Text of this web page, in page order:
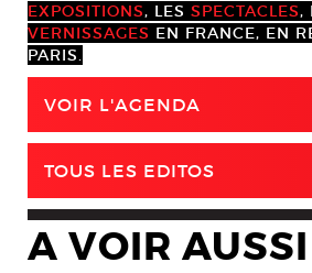
EXPOSITIONS, LES SPECTACLES,
VERNISSAGES EN FRANCE, EN
PARIS.
VOIR L'AGENDA
TOUS LES EDITOS
A VOIR AUSSI